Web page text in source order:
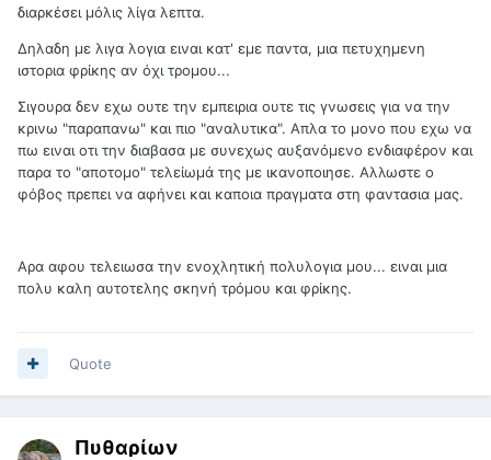
διαρκέσει μόλις λίγα λεπτα.
Δηλαδη με λιγα λογια ειναι κατ' εμε παντα, μια πετυχημενη
ιστορια φρίκης αν όχι τρομου...
Σιγουρα δεν εχω ουτε την εμπειρια ουτε τις γνωσεις για να την
κρινω "παραπανω" και πιο "αναλυτικα". Απλα το μονο που εχω να
πω ειναι οτι την διαβασα με συνεχως αυξανόμενο ενδιαφέρον και
παρα το "αποτομο" τελείωμά της με ικανοποιησε. Αλλωστε ο
φόβος πρεπει να αφήνει και καποια πραγματα στη φαντασια μας.
Αρα αφου τελειωσα την ενοχλητική πολυλογια μου... ειναι μια
πολυ καλη αυτοτελης σκηνή τρόμου και φρίκης.
Quote
Πυθαρίων